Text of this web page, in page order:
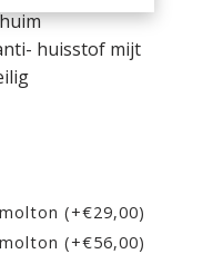
huisstof mijt
(+€29,00)
(+€56,00)